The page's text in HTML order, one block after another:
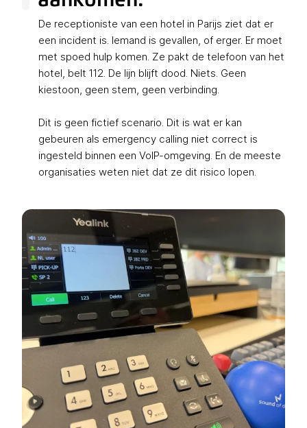
De receptioniste van een hotel in Parijs ziet dat er
een incident is. Iemand is gevallen, of erger. Er moet
met spoed hulp komen. Ze pakt de telefoon van het
hotel, belt 112. De lijn blijft dood. Niets. Geen
kiestoon, geen stem, geen verbinding.
Dit is geen fictief scenario. Dit is wat er kan
gebeuren als emergency calling niet correct is
ingesteld binnen een VoIP-omgeving. En de meeste
organisaties weten niet dat ze dit risico lopen.